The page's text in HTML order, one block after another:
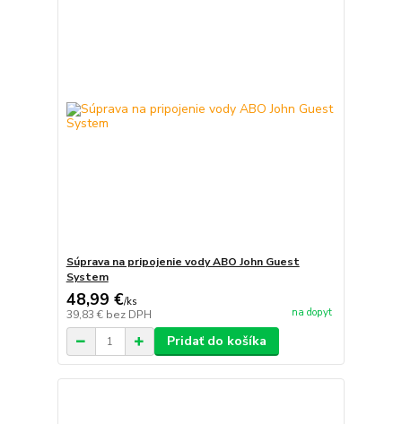
Súprava na pripojenie vody ABO John Guest
System
48,99 €/ks
39,83 € bez DPH na dopyt
Pridať do košíka